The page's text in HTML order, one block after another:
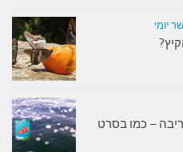
יומי
– כמו בסרט